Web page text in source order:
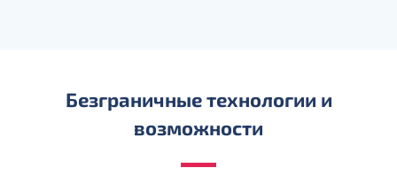
Безграничные технологии и
возможности